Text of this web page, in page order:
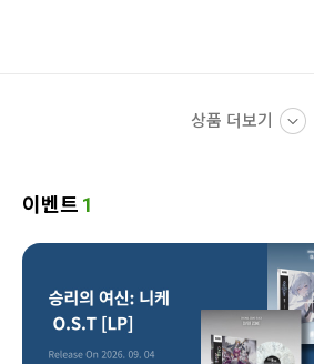
상품 더보기
이벤트 1